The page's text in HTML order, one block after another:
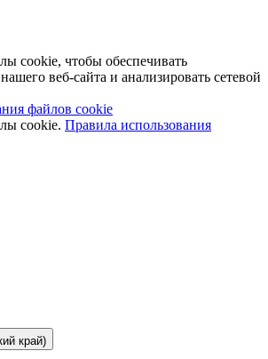
cookie, чтобы обеспечивать
веб-сайта и анализировать сетевой
файлов cookie
cookie. Правила использования
край)